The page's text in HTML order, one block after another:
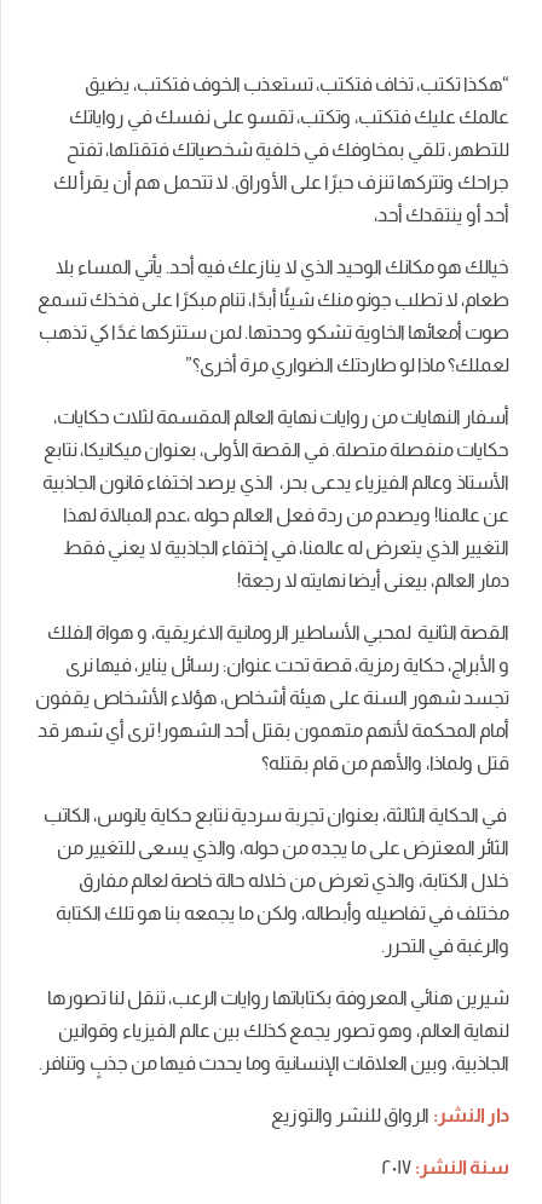
“هكذا تكتب، تخاف فتكتب، تستعذب الخوف فتكتب، يضيق
عالمك عليك فتكتب، وتكتب، تقسو على نفسك في رواياتك
للتطهر، تلقي بمخاوفك في خلفية شخصياتك فتقتلها، تفتح
جراحك وتتركها تنزف حبرًا على الأوراق. لا تتحمل هم أن يقرأ لك
أحد أو ينتقدك أحد،
خيالك هو مكانك الوحيد الذي لا ينازعك فيه أحد. يأتي المساء بلا
طعام، لا تطلب جونو منك شيئًا أبدًا، تنام مبكرًا على فخذك تسمع
صوت أمعائها الخاوية تشكو وحدتها. لمن ستتركها غدًا كي تذهب
لعملك؟ ماذا لو طاردتك الضواري مرة أخرى؟”
أسفار النهايات من روايات نهاية العالم المقسمة لثلاث حكايات،
حكايات منفصلة متصلة. في القصة الأولى، بعنوان ميكانيكا، نتابع
الأستاذ وعالم الفيزياء يدعى بحر، الذي يرصد اختفاء قانون الجاذبية
عن عالمنا! ويصدم من ردة فعل العالم حوله ،عدم المبالاة لهذا
التغيير الذي يتعرض له عالمنا، في إختفاء الجاذبية لا يعني فقط
دمار العالم، بيعنى أيضا نهايته لا رجعة!
القصة الثانية لمحبي الأساطير الرومانية الاغريقية، و هواة الفلك
و الأبراج، حكاية رمزية، قصة تحت عنوان: رسائل يناير، فيها نرى
تجسد شهور السنة على هيئة أشخاص، هؤلاء الأشخاص يقفون
أمام المحكمة لأنهم متهمون بقتل أحد الشهور! ترى أي شهر قد
قتل ولماذا، والأهم من قام بقتله؟
في الحكاية الثالثة، بعنوان تجربة سردية نتابع حكاية يانوس، الكاتب
الثائر المعترض على ما يجده من حوله، والذي يسعى للتغيير من
خلال الكتابة، والذي تعرض من خلاله حالة خاصة لعالم مفارق
مختلف في تفاصيله وأبطاله، ولكن ما يجمعه بنا هو تلك الكتابة
والرغبة في التحرر.
شيرين هنائي المعروفة بكتاباتها روايات الرعب، تنقل لنا تصورها
لنهاية العالم، وهو تصور يجمع كذلك بين عالم الفيزياء وقوانين
الجاذبية، وبين العلاقات الإنسانية وما يحدث فيها من جذبٍ وتنافر.
دار النشر: الرواق للنشر والتوزيع
سنة النشر: